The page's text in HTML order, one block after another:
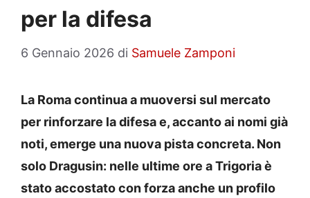
per la difesa
6 Gennaio 2026 di Samuele Zamponi
La Roma continua a muoversi sul mercato
per rinforzare la difesa e, accanto ai nomi già
noti, emerge una nuova pista concreta. Non
solo Dragusin: nelle ultime ore a Trigoria è
stato accostato con forza anche un profilo